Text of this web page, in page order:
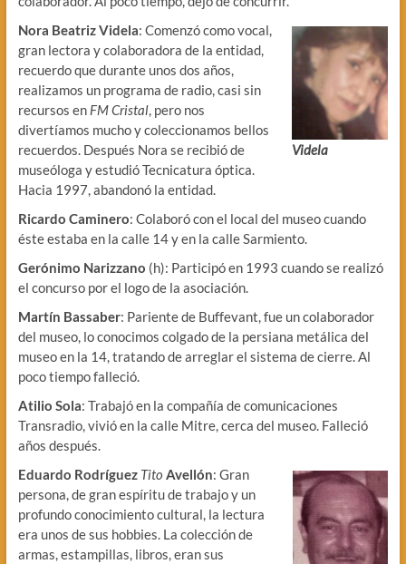
Videla
Nora Beatriz Videla: Comenzó como vocal,
gran lectora y colaboradora de la entidad,
recuerdo que durante unos dos años,
realizamos un programa de radio, casi sin
recursos en FM Cristal, pero nos
divertíamos mucho y coleccionamos bellos
recuerdos. Después Nora se recibió de
museóloga y estudió Tecnicatura óptica.
Hacia 1997, abandonó la entidad.
Ricardo Caminero: Colaboró con el local del museo cuando
éste estaba en la calle 14 y en la calle Sarmiento.
Gerónimo Narizzano (h): Participó en 1993 cuando se realizó
el concurso por el logo de la asociación.
Martín Bassaber: Pariente de Buffevant, fue un colaborador
del museo, lo conocimos colgado de la persiana metálica del
museo en la 14, tratando de arreglar el sistema de cierre. Al
poco tiempo falleció.
Atilio Sola: Trabajó en la compañía de comunicaciones
Transradio, vivió en la calle Mitre, cerca del museo. Falleció
años después.
Eduardo Rodríguez Tito Avellón: Gran
persona, de gran espíritu de trabajo y un
profundo conocimiento cultural, la lectura
era unos de sus hobbies. La colección de
armas, estampillas, libros, eran sus